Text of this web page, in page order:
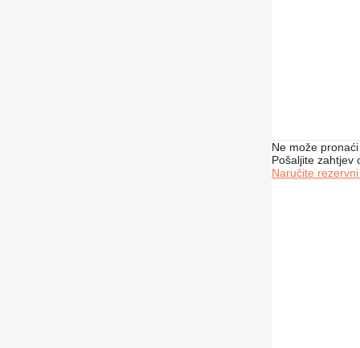
Ne može
Pošaljite zahtjev
Naručite